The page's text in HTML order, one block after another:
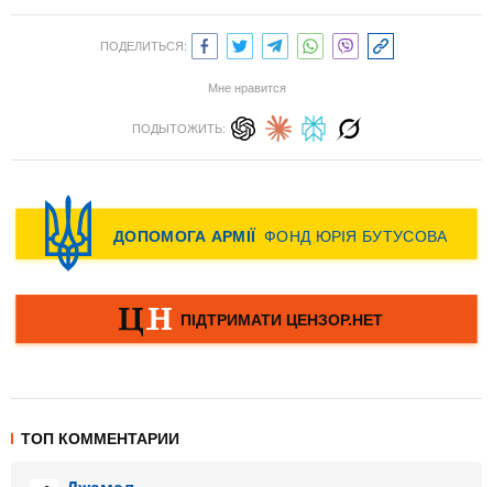
ПОДЕЛИТЬСЯ:
Мне нравится
ПОДЫТОЖИТЬ:
ТОП КОММЕНТАРИИ